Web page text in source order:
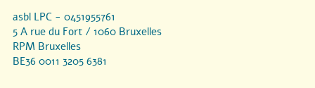
asbl LPC - 0451955761
5 A rue du Fort / 1060 Bruxelles
RPM Bruxelles
BE36 0011 3205 6381